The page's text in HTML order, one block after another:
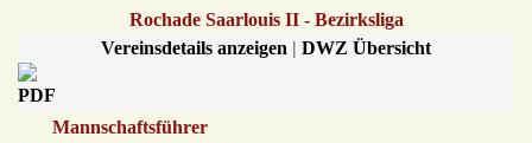
Rochade Saarlouis II - Bezirksliga
Vereinsdetails anzeigen | DWZ Übersicht
Mannschaftsführer